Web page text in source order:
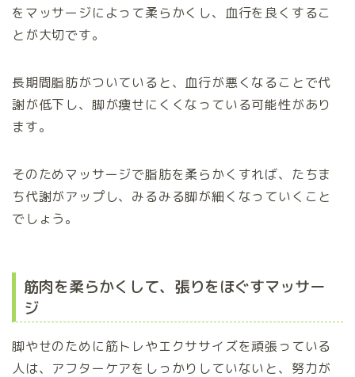
をマッサージによって柔らかくし、血行を良くするこ
とが大切です。
長期間脂肪がついていると、血行が悪くなることで代
謝が低下し、脚が痩せにくくなっている可能性があり
ます。
そのためマッサージで脂肪を柔らかくすれば、たちま
ち代謝がアップし、みるみる脚が細くなっていくこと
でしょう。
筋肉を柔らかくして、張りをほぐすマッサー
ジ
脚やせのために筋トレやエクササイズを頑張っている
人は、アフターケアをしっかりしていないと、努力が